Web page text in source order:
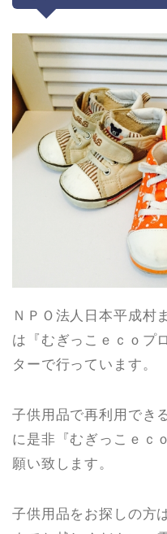
ＮＰＯ法人日本平成村
は『むぎっこｅｃｏプ
ターで行っています。
子供用品で再利用でき
に是非『むぎっこｅｃ
願い致します。
子供用品をお探しの方